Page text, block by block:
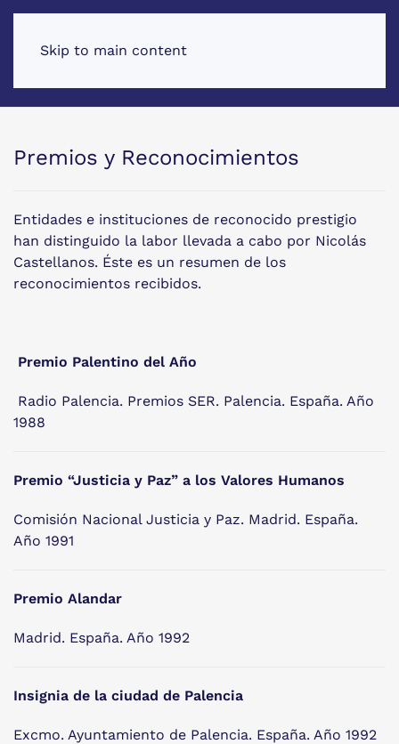
Skip to main content
Premios y Reconocimientos
Entidades e instituciones de reconocido prestigio
han distinguido la labor llevada a cabo por Nicolás
Castellanos. Éste es un resumen de los
reconocimientos recibidos.
Premio Palentino del Año
Radio Palencia. Premios SER. Palencia. España. Año
1988
Premio “Justicia y Paz” a los Valores Humanos
Comisión Nacional Justicia y Paz. Madrid. España.
Año 1991
Premio Alandar
Madrid. España. Año 1992
Insignia de la ciudad de Palencia
Excmo. Ayuntamiento de Palencia. España. Año 1992